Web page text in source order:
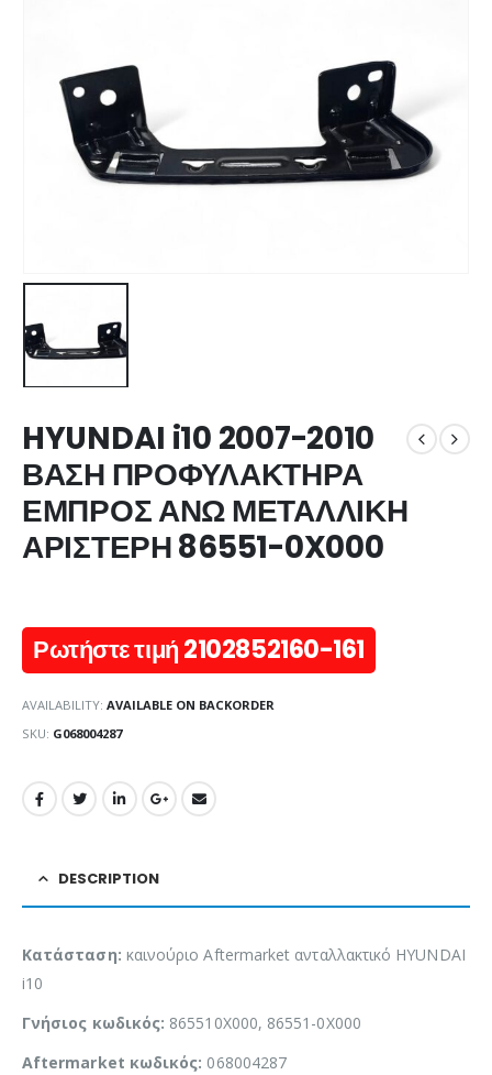
HYUNDAI i10 2007-2010
ΒΑΣΗ ΠΡΟΦΥΛΑΚΤΗΡΑ
ΕΜΠΡΟΣ ΑΝΩ ΜΕΤΑΛΛΙΚΗ
ΑΡΙΣΤΕΡΗ 86551-0X000
Ρωτήστε τιμή 2102852160-161
AVAILABILITY: AVAILABLE ON BACKORDER
SKU: G068004287
DESCRIPTION
Κατάσταση: καινούριο Aftermarket ανταλλακτικό HYUNDAI
i10
Γνήσιος κωδικός: 865510X000, 86551-0X000
Aftermarket κωδικός: 068004287